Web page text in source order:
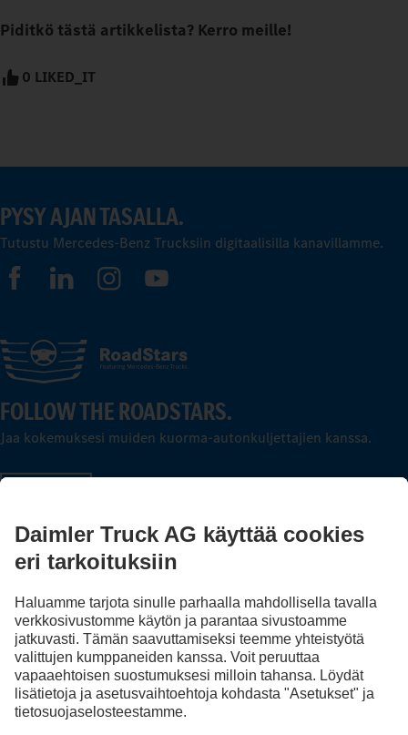
Piditkö tästä artikkelista? Kerro meille!
0 LIKED_IT
PYSY AJAN TASALLA.
Tutustu Mercedes-Benz Trucksiin digitaalisilla kanavillamme.
FOLLOW THE ROADSTARS.
Jaa kokemuksesi muiden kuorma-autonkuljettajien kanssa.
Julkaisija
Tietosuoja
Sopimus- ja käyttöehdot
EU Data Act